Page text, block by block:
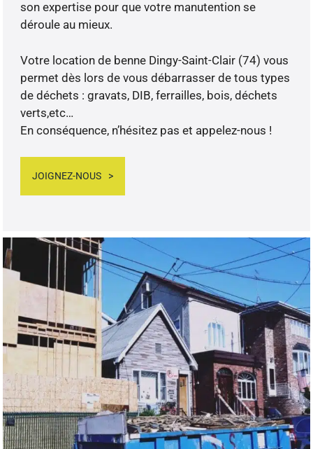
son expertise pour que votre manutention se
déroule au mieux.
Votre location de benne Dingy-Saint-Clair (74) vous
permet dès lors de vous débarrasser de tous types
de déchets : gravats, DIB, ferrailles, bois, déchets
verts,etc…
En conséquence, n’hésitez pas et appelez-nous !
JOIGNEZ-NOUS